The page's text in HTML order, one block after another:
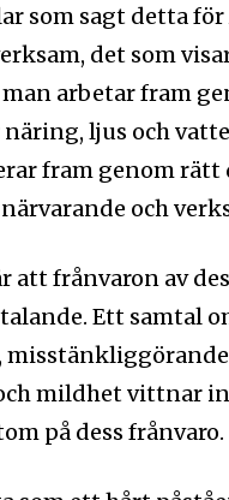
som sagt detta
det som
arbetar fram
ljus och
fram genom
och
att frånvaron av
Ett samtal
mildhet vittnar
på dess frånvaro.